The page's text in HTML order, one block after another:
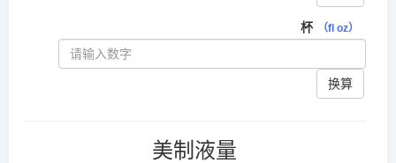
杯 （fl oz）
换算
美制液量